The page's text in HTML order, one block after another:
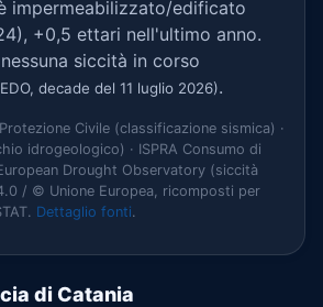
impermeabilizzato/edificato
+0,5 ettari nell'ultimo anno.
nessuna siccità in corso
decade del 11 luglio 2026).
Civile (classificazione sismica) ·
idrogeologico) · ISPRA Consumo di
Drought Observatory (siccità
/ © Unione Europea, ricomposti per
Dettaglio fonti.
di Catania